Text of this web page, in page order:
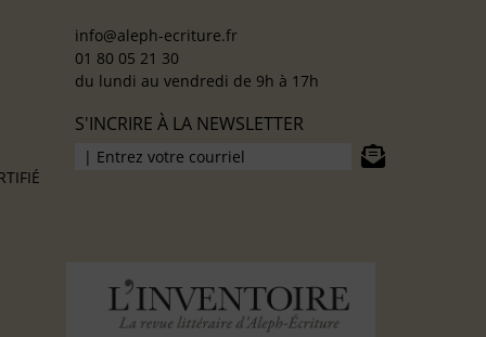
info@aleph-ecriture.fr
01 80 05 21 30
du lundi au vendredi de 9h à 17h
S'INCRIRE À LA NEWSLETTER